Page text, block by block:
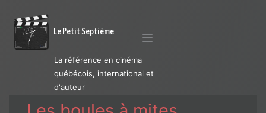
Le Petit Septième
La référence en cinéma
québécois, international et
d'auteur